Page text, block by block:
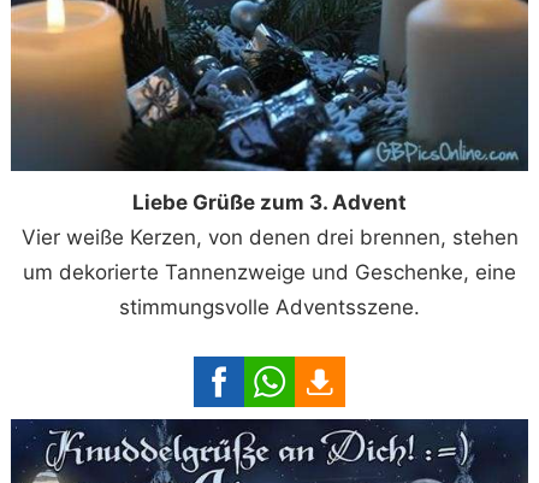
Liebe Grüße zum 3. Advent
Vier weiße Kerzen, von denen drei brennen, stehen
um dekorierte Tannenzweige und Geschenke, eine
stimmungsvolle Adventsszene.